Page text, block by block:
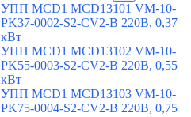
УПП MCD1 MCD13101 VM-10-
PK37-0002-S2-CV2-B 220В, 0,37
кВт
УПП MCD1 MCD13102 VM-10-
PK55-0003-S2-CV2-B 220В, 0,55
кВт
УПП MCD1 MCD13103 VM-10-
PK75-0004-S2-CV2-B 220В, 0,75